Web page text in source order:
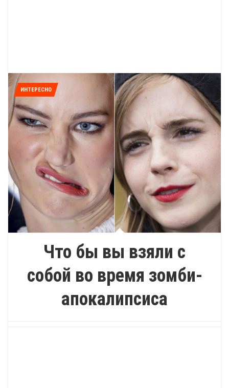
ИНТЕРЕСНО
Что бы вы взяли с
собой во время зомби-
апокалипсиса